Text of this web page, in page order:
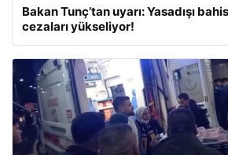
Bakan Tunç’tan uyarı: Yasadışı
cezaları yükseliyor!